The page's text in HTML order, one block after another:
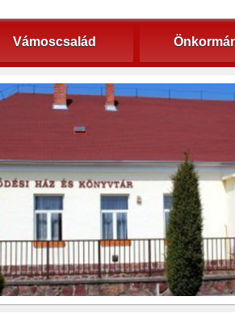
Vámoscsalád